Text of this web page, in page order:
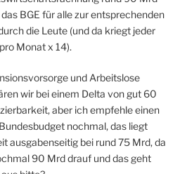
das BGE für alle zur entsprechenden
die Leute (und da kriegt jeder
Monat x 14).
und Arbeitslose
wir bei einem Delta von gut 60
aber ich empfehle einen
nochmal, das liegt
ausgabenseitig bei rund 75 Mrd, da
90 Mrd drauf und das geht